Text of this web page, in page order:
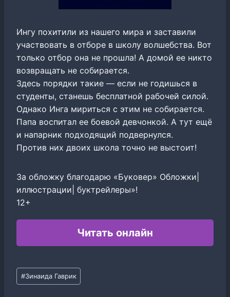
Ингу похитили из нашего мира и заставили
участвовать в отборе в школу волшебства. Вот
только отбор она не прошла! А домой ее никто
возвращать не собирается.
Здесь порядки такие — если не годишься в
студенты, станешь бесплатной рабочей силой.
Однако Инга мириться с этим не собирается.
Папа воспитал ее боевой девчонкой. А тут ещё
и напарник подходящий подвернулся.
Против них двоих школа точно не выстоит!
За обложку благодарю «Буковер» Обложки|
иллюстрации| буктрейлеры»!
12+
Читать онлайн
Метки
записи:
#Зинаида Гаврик